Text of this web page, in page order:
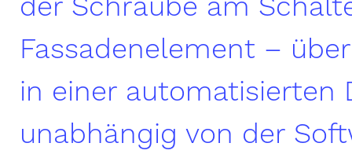
Fassadenelement –
in einer automatisierten
unabhängig von der